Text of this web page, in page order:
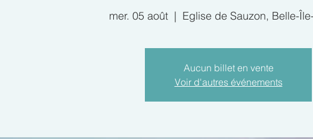
mer. 05 août
  |
Eglise de Sauzon, Belle-
Aucun billet en vente
Voir d'autres événements